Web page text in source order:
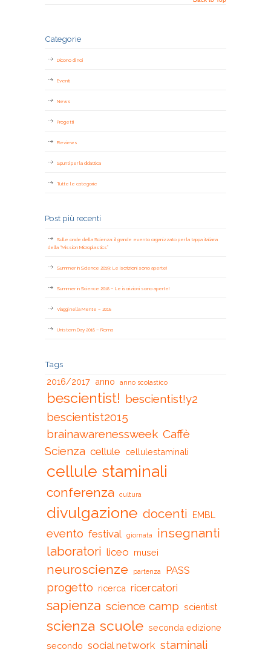
Categorie
Dicono di noi
Eventi
News
Progetti
Reviews
Spunti per la didattica
Tutte le categorie
Post più recenti
Sulle onde della Scienza: il grande evento organizzato per la tappa italiana
della “Mission Microplastics”
Summer in Science 2019: Le iscrizioni sono aperte!
Summer in Science 2018 – Le iscrizioni sono aperte!
Viaggi nella Mente – 2018
Unistem Day 2018 – Roma
Tags
2016/2017 anno anno scolastico
bescientist! bescientist!y2
bescientist2015
brainawarenessweek Caffè
Scienza cellule cellulestaminali
cellule staminali
conferenza cultura
divulgazione docenti EMBL
evento festival giornata
insegnanti
laboratori liceo musei
neuroscienze partenza PASS
progetto ricerca ricercatori
sapienza science camp scientist
scienza scuole seconda edizione
secondo social network staminali